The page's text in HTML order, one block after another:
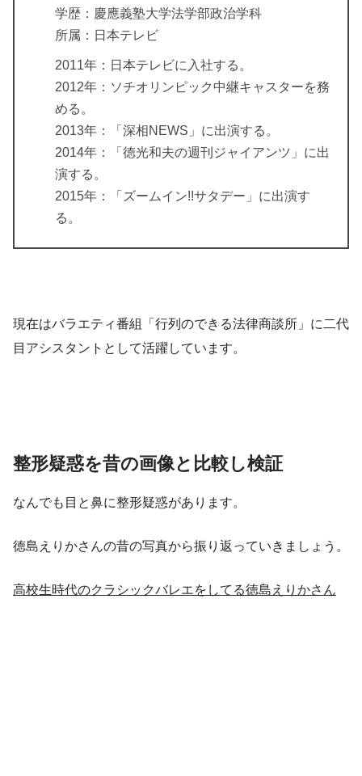
学歴：慶應義塾大学法学部政治学科
所属：日本テレビ
2011年 ：日本テレビに入社する。
2012年 ：ソチオリンピック中継キャスターを務
める。
2013年 ：「深相NEWS」に出演する。
2014年 ：「徳光和夫の週刊ジャイアンツ」に出
演する。
2015年 ：「ズームイン!!サタデー」に出演す
る。
現在はバラエティ番組「行列のできる法律商談所」に二代
目アシスタントとして活躍しています。
整形疑惑を昔の画像と比較し検証
なんでも目と鼻に整形疑惑があります。
徳島えりかさんの昔の写真から振り返っていきましょう。
高校生時代のクラシックバレエをしてる徳島えりかさん